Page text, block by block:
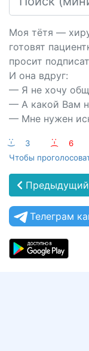
Моя тётя —
готовят
просит
И она вдруг:
— Я не хочу
— А какой Вам
— Мне нужен
:-) 3 :-(
6
Чтобы
Предыдущий
Телеграм